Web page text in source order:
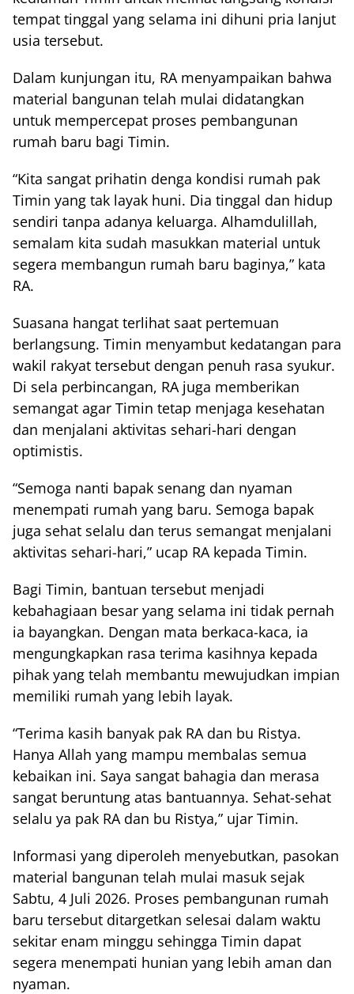
tempat tinggal yang selama ini dihuni pria lanjut
usia tersebut.
Dalam kunjungan itu, RA menyampaikan bahwa
material bangunan telah mulai didatangkan
untuk mempercepat proses pembangunan
rumah baru bagi Timin.
“Kita sangat prihatin denga kondisi rumah pak
Timin yang tak layak huni. Dia tinggal dan hidup
sendiri tanpa adanya keluarga. Alhamdulillah,
semalam kita sudah masukkan material untuk
segera membangun rumah baru baginya,” kata
RA.
Suasana hangat terlihat saat pertemuan
berlangsung. Timin menyambut kedatangan para
wakil rakyat tersebut dengan penuh rasa syukur.
Di sela perbincangan, RA juga memberikan
semangat agar Timin tetap menjaga kesehatan
dan menjalani aktivitas sehari-hari dengan
optimistis.
“Semoga nanti bapak senang dan nyaman
menempati rumah yang baru. Semoga bapak
juga sehat selalu dan terus semangat menjalani
aktivitas sehari-hari,” ucap RA kepada Timin.
Bagi Timin, bantuan tersebut menjadi
kebahagiaan besar yang selama ini tidak pernah
ia bayangkan. Dengan mata berkaca-kaca, ia
mengungkapkan rasa terima kasihnya kepada
pihak yang telah membantu mewujudkan impian
memiliki rumah yang lebih layak.
“Terima kasih banyak pak RA dan bu Ristya.
Hanya Allah yang mampu membalas semua
kebaikan ini. Saya sangat bahagia dan merasa
sangat beruntung atas bantuannya. Sehat-sehat
selalu ya pak RA dan bu Ristya,” ujar Timin.
Informasi yang diperoleh menyebutkan, pasokan
material bangunan telah mulai masuk sejak
Sabtu, 4 Juli 2026. Proses pembangunan rumah
baru tersebut ditargetkan selesai dalam waktu
sekitar enam minggu sehingga Timin dapat
segera menempati hunian yang lebih aman dan
nyaman.